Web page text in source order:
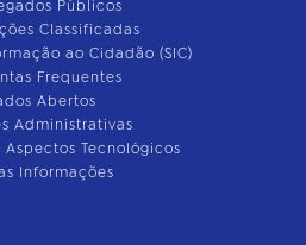
Públicos
Classificadas
ao Cidadão (SIC)
Frequentes
Abertos
Administrativas
Aspectos Tecnológicos
Informações